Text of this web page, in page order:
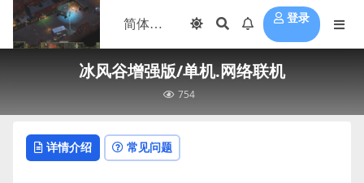
登录
冰风谷增强版/单机.网络联机
754
详情介绍 常见问题